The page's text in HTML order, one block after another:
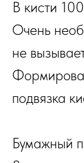
В кисти
Очень
не
подвязка
Бумажный